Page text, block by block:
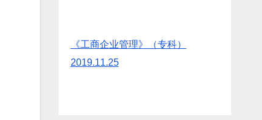
《工商企业管理》（专科）
2019.11.25